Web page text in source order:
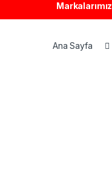
Markalarımız
Ana Sayfa